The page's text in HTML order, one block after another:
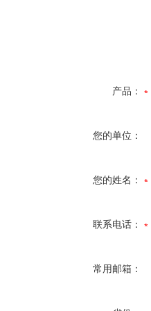
产品：
您的单位：
您的姓名：
联系电话：
常用邮箱：